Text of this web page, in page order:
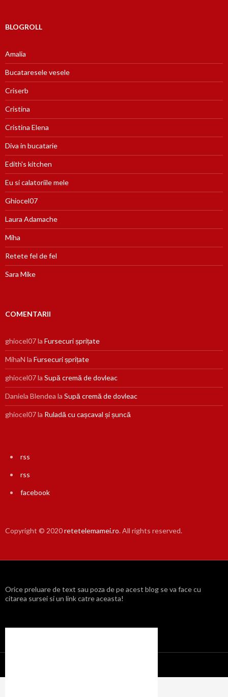
BLOGROLL
Amalia
Bucataresele vesele
Criserb
Cristina
Cristina Elena
Diva in bucatarie
Edith's kitchen
Eu si calatoriile mele
Ghiocel07
Laura Adamache
Miha
Retete fel de fel
Sara Mike
COMENTARII
ghiocel07la Fursecuri șprițate
MihaN la Fursecuri șprițate
ghiocel07la Supă cremă de dovleac
Daniela Blendea la Supă cremă de dovleac
ghiocel07la Ruladă cu cașcaval și șuncă
rss
rss
facebook
Copyright © 2020retetelemamei.ro. All rights reserved.
Orice preluare de text sau poza de pe acest blog se va face cu
citarea sursei si un link catre aceasta!